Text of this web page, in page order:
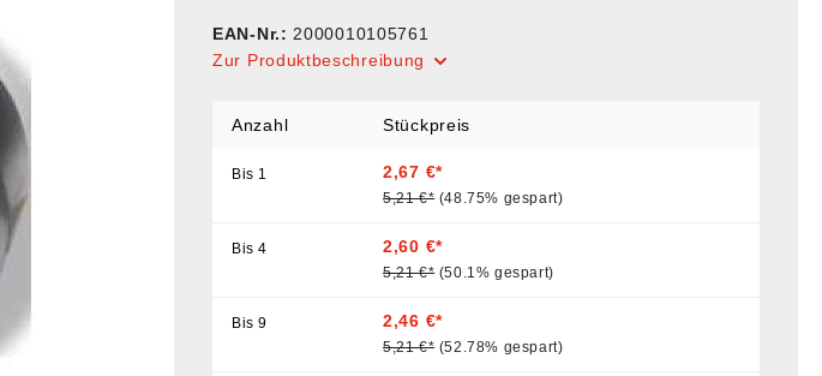
EAN-Nr.:2000010105761
Zur Produktbeschreibung
Anzahl Stückpreis
Bis 1 2,67 €*
5,21 €* (48.75% gespart)
Bis4 2,60 €*
5,21 €* (50.1% gespart)
Bis9 2,46 €*
5,21 €* (52.78% gespart)